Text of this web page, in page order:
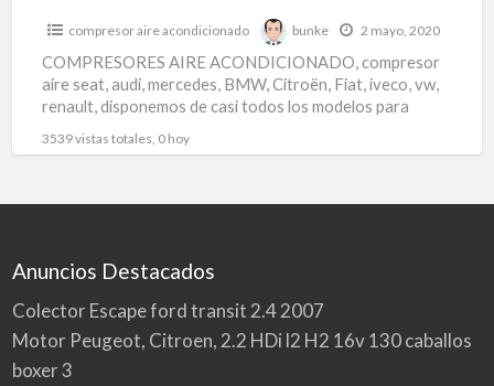
compresor aire acondicionado bunke 2 mayo, 2020
COMPRESORES AIRE ACONDICIONADO, compresor
aire seat, audi, mercedes, BMW, Citroën, Fiat, iveco, vw,
renault, disponemos de casi todos los modelos para
3539 vistas totales, 0 hoy
Anuncios Destacados
Colector Escape ford transit 2.4 2007
Motor Peugeot, Citroen, 2.2 HDi l2 H2 16v 130 caballos
boxer 3